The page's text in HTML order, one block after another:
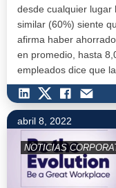
desde cualquier lugar
similar (60%) siente
afirma haber
en promedio, hasta
empleados dice que
han m…
abril 8, 2022
NOTICIAS